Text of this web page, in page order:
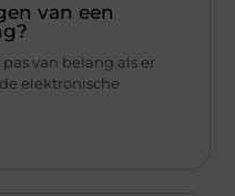
van een
van belang als er
elektronische